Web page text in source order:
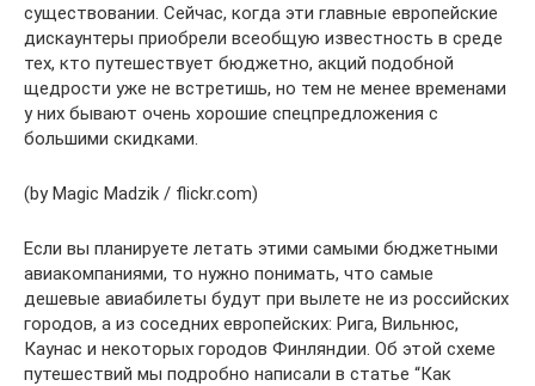
существовании. Сейчас, когда эти главные европейские
дискаунтеры приобрели всеобщую известность в среде
тех, кто путешествует бюджетно, акций подобной
щедрости уже не встретишь, но тем не менее временами
у них бывают очень хорошие спецпредложения с
большими скидками.
(by Magic Madzik / flickr.com)
Если вы планируете летать этими самыми бюджетными
авиакомпаниями, то нужно понимать, что самые
дешевые авиабилеты будут при вылете не из российских
городов, а из соседних европейских: Рига, Вильнюс,
Каунас и некоторых городов Финляндии. Об этой схеме
путешествий мы подробно написали в статье “Как